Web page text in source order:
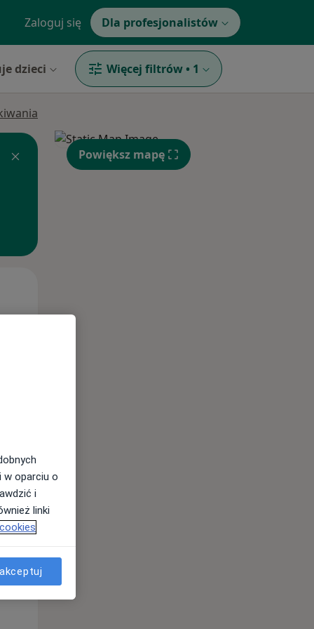
Zaloguj się Dla profesjonalistów
dzieci Więcej filtrów • 1
Pon,
Powiększ mapę
w oparciu o
i
linki